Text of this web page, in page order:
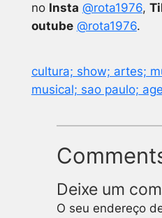
no Insta @rota1976,
outube @rota1976.
cultura; show; artes;
musical; sao paulo;
Deixe um
O seu endereço